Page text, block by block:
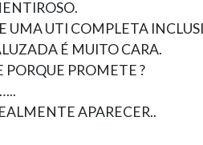
UMA UTI COMPLETA
É MUITO CARA.
PORQUE PROMETE ?
APARECER..